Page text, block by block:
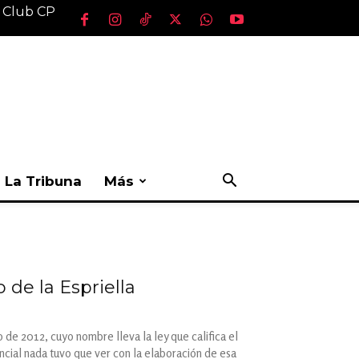
CP
La Tribuna Más
de la Espriella
2012, cuyo nombre lleva la ley que califica el
nada tuvo que ver con la elaboración de esa